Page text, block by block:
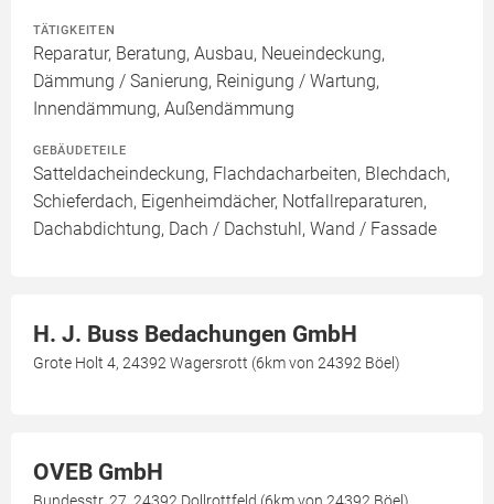
TÄTIGKEITEN
Reparatur, Beratung, Ausbau, Neueindeckung,
Dämmung / Sanierung, Reinigung / Wartung,
Innendämmung, Außendämmung
GEBÄUDETEILE
Satteldacheindeckung, Flachdacharbeiten, Blechdach,
Schieferdach, Eigenheimdächer, Notfallreparaturen,
Dachabdichtung, Dach / Dachstuhl, Wand / Fassade
H. J. Buss Bedachungen GmbH
Grote Holt 4, 24392 Wagersrott (6km von 24392 Böel)
OVEB GmbH